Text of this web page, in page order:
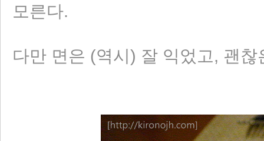
모른다.
다만 면은 (역시) 잘 익었고, 괜찮